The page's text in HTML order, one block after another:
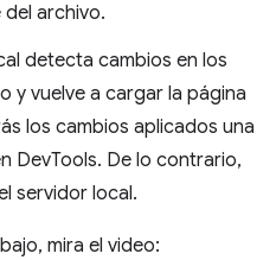
archivo.
detecta cambios en los
y vuelve a cargar la página
los cambios aplicados una
DevTools. De lo contrario,
servidor local.
mira el video: